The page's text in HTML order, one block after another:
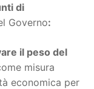
di
Governo:
il peso del
misura
economica per